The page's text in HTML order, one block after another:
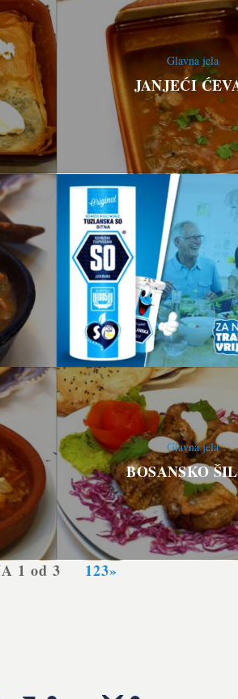
JANJEĆI
Glavna jela
BOSANSKO
Glavna jela
1 od 3 123»